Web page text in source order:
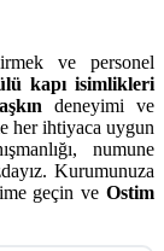
ve personel
kapı isimlikleri
deneyimi ve
her ihtiyaca uygun
numune
Kurumunuza
geçin veOstim